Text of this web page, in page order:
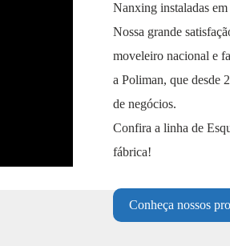
Nanxing instaladas
Nossa grande
moveleiro nacional e
a Poliman, que desde
de negócios.
Confira a linha de
fábrica!
Conheça nossos